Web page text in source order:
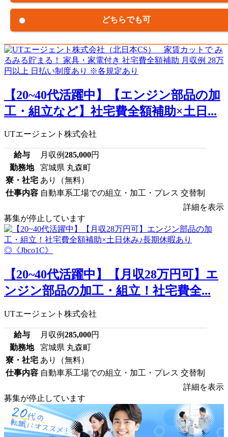
どちらでも可
【20~40代活躍中】【エンジン部品の加
工・組立など】社宅費全額補助×土日...
UTエージェント株式会社
給与 月収例285,000円
勤務地
宮城県 丸森町
寮・社宅 あり（無料）
仕事内容 自動車系工場での組立・加工・プレス 交替制
詳細を表示
募集が停止しています
【20~40代活躍中】【月収28万円可】エ
ンジン部品の加工・組立！社宅費全...
UTエージェント株式会社
給与 月収例285,000円
勤務地
宮城県 丸森町
寮・社宅 あり（無料）
仕事内容 自動車系工場での組立・加工・プレス 交替制
詳細を表示
募集が停止しています